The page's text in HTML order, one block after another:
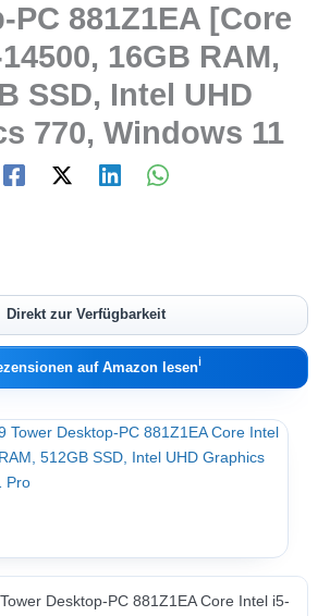
PC 881Z1EA [Core
16GB RAM,
SSD, Intel UHD
770, Windows 11
Direkt zur Verfügbarkeit
auf Amazon lesenℹ︎